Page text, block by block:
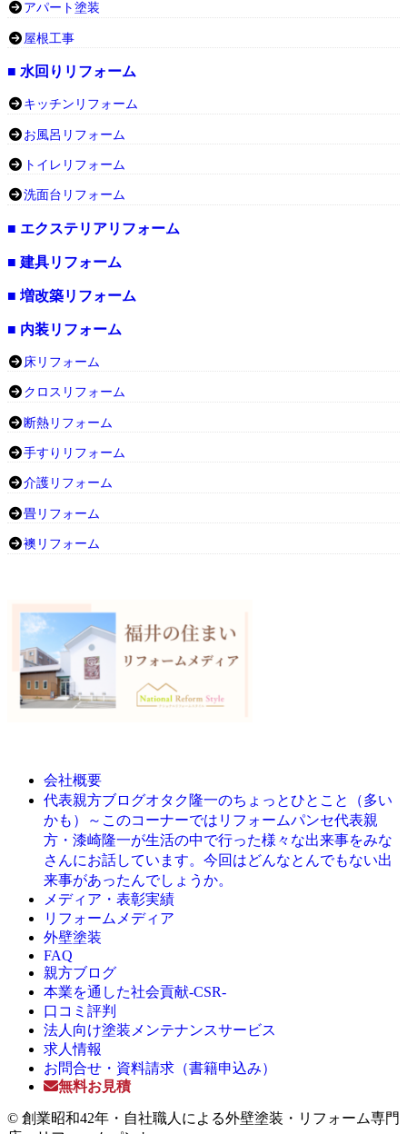
アパート塗装
屋根工事
■ 水回りリフォーム
キッチンリフォーム
お風呂リフォーム
トイレリフォーム
洗面台リフォーム
■ エクステリアリフォーム
■ 建具リフォーム
■ 増改築リフォーム
■ 内装リフォーム
床リフォーム
クロスリフォーム
断熱リフォーム
手すりリフォーム
介護リフォーム
畳リフォーム
襖リフォーム
会社概要
代表親方ブログオタク隆一のちょっとひとこと（多い
かも）～このコーナーではリフォームパンセ代表親
方・漆崎隆一が生活の中で行った様々な出来事をみな
さんにお話しています。今回はどんなとんでもない出
来事があったんでしょうか。
メディア・表彰実績
リフォームメディア
外壁塗装
FAQ
親方ブログ
本業を通した社会貢献-CSR-
口コミ評判
法人向け塗装メンテナンスサービス
求人情報
お問合せ・資料請求（書籍申込み）
無料お見積
© 創業昭和42年・自社職人による外壁塗装・リフォーム専門